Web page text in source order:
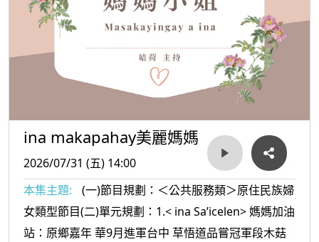
ina makapahay美麗媽媽
2026/07/31 (五) 14:00
本集主題:
(一)節目規劃：＜公共服務類＞原住民族婦
女類型節目(二)單元規劃：1.< ina Sa’icelen> 媽媽加油
站：原鄉嘉年 華9月進軍台中 草悟道品嘗冠軍段木菇